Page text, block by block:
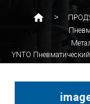
YNTO